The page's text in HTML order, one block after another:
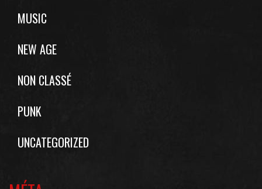
MUSIC
NEW AGE
NON CLASSÉ
PUNK
UNCATEGORIZED